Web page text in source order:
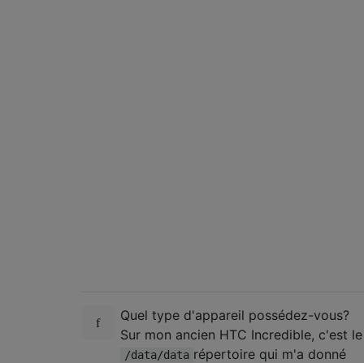
Quel type d'appareil possédez-vous?
Sur mon ancien HTC Incredible, c'est le
/data/data répertoire qui m'a donné